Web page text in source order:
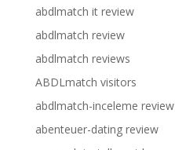
abdlmatch it review
abdlmatch review
abdlmatch reviews
ABDLmatch visitors
abdlmatch-inceleme review
abenteuer-dating review